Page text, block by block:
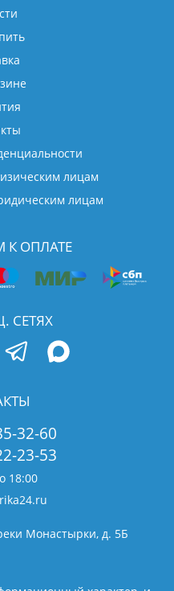
лицам
лицам
ОПЛАТЕ
СЕТЯХ
32-60
23-53
18:00
Монастырки, д. 5Б